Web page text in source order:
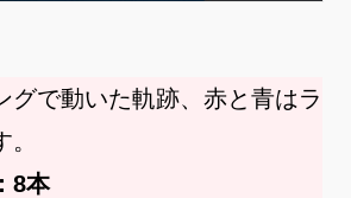
グで動いた軌跡、赤と青はラ
8本